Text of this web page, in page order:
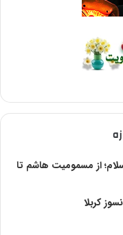
از مسمومیت هاشم تا
کربلا